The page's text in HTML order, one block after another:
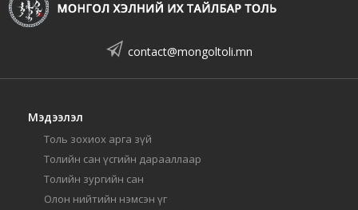
contact@mongoltoli.mn
Мэдээлэл
Толь зохиох арга зүй
Толийн сан үсгийн дарааллаар
Толийн зургийн сан
Олон нийтийн нэмсэн үг